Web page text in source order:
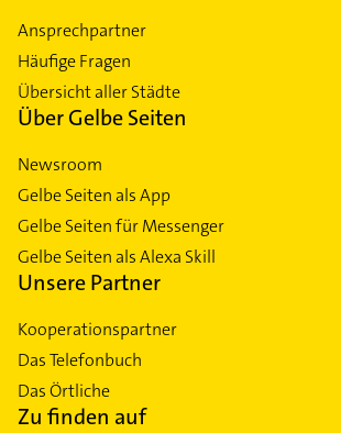
Ansprechpartner
Häufige Fragen
Übersicht aller Städte
Über Gelbe Seiten
Newsroom
Gelbe Seiten als App
Gelbe Seiten für Messenger
Gelbe Seiten als Alexa Skill
Unsere Partner
Kooperationspartner
Das Telefonbuch
Das Örtliche
Zu finden auf